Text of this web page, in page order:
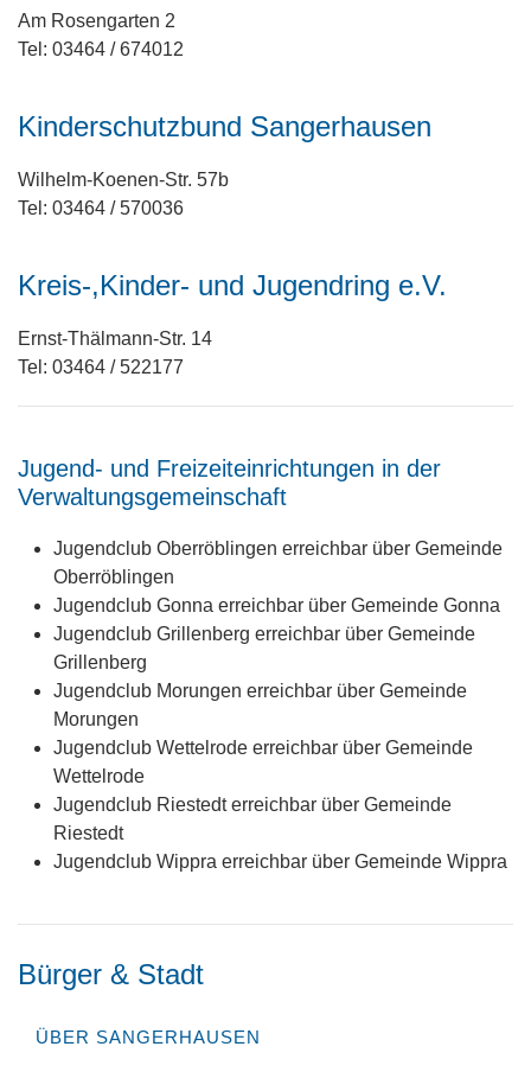
Am Rosengarten 2
Tel: 03464 / 674012
Kinderschutzbund Sangerhausen
Wilhelm-Koenen-Str. 57b
Tel: 03464 / 570036
Kreis-,Kinder- und Jugendring e.V.
Ernst-Thälmann-Str. 14
Tel: 03464 / 522177
Jugend- und Freizeiteinrichtungen in der
Verwaltungsgemeinschaft
Jugendclub Oberröblingen erreichbar über Gemeinde
Oberröblingen
Jugendclub Gonna erreichbar über Gemeinde Gonna
Jugendclub Grillenberg erreichbar über Gemeinde
Grillenberg
Jugendclub Morungen erreichbar über Gemeinde
Morungen
Jugendclub Wettelrode erreichbar über Gemeinde
Wettelrode
Jugendclub Riestedt erreichbar über Gemeinde
Riestedt
Jugendclub Wippra erreichbar über Gemeinde Wippra
Bürger & Stadt
ÜBER SANGERHAUSEN